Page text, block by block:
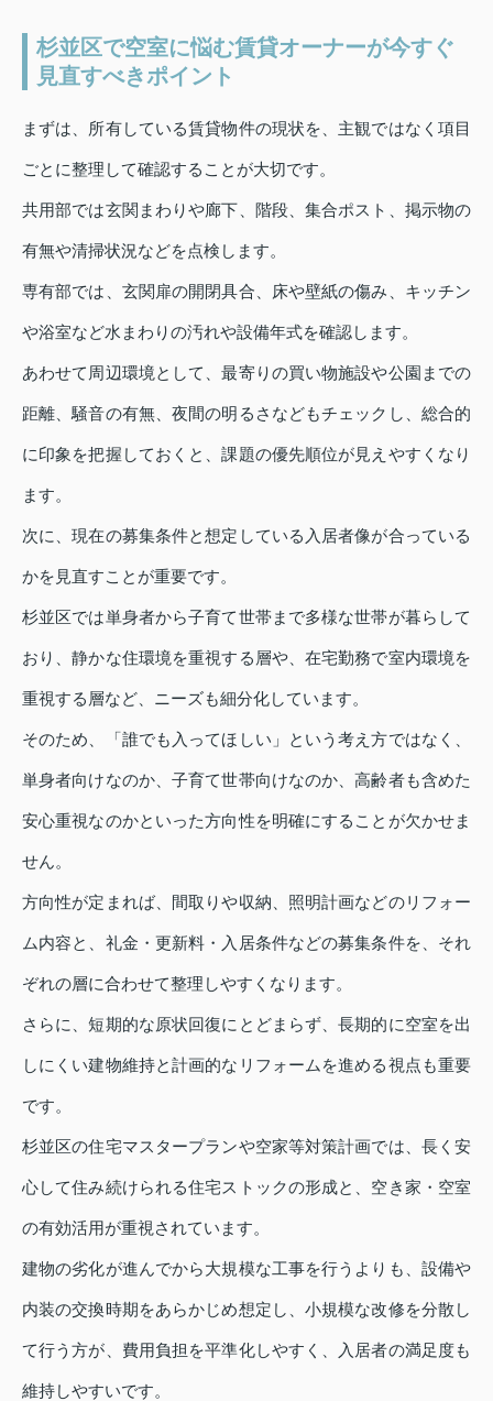
杉並区で空室に悩む賃貸オーナーが今すぐ
見直すべきポイント
まずは、所有している賃貸物件の現状を、主観ではなく項目
ごとに整理して確認することが大切です。
共用部では玄関まわりや廊下、階段、集合ポスト、掲示物の
有無や清掃状況などを点検します。
専有部では、玄関扉の開閉具合、床や壁紙の傷み、キッチン
や浴室など水まわりの汚れや設備年式を確認します。
あわせて周辺環境として、最寄りの買い物施設や公園までの
距離、騒音の有無、夜間の明るさなどもチェックし、総合的
に印象を把握しておくと、課題の優先順位が見えやすくなり
ます。
次に、現在の募集条件と想定している入居者像が合っている
かを見直すことが重要です。
杉並区では単身者から子育て世帯まで多様な世帯が暮らして
おり、静かな住環境を重視する層や、在宅勤務で室内環境を
重視する層など、ニーズも細分化しています。
そのため、「誰でも入ってほしい」という考え方ではなく、
単身者向けなのか、子育て世帯向けなのか、高齢者も含めた
安心重視なのかといった方向性を明確にすることが欠かせま
せん。
方向性が定まれば、間取りや収納、照明計画などのリフォー
ム内容と、礼金・更新料・入居条件などの募集条件を、それ
ぞれの層に合わせて整理しやすくなります。
さらに、短期的な原状回復にとどまらず、長期的に空室を出
しにくい建物維持と計画的なリフォームを進める視点も重要
です。
杉並区の住宅マスタープランや空家等対策計画では、長く安
心して住み続けられる住宅ストックの形成と、空き家・空室
の有効活用が重視されています。
建物の劣化が進んでから大規模な工事を行うよりも、設備や
内装の交換時期をあらかじめ想定し、小規模な改修を分散し
て行う方が、費用負担を平準化しやすく、入居者の満足度も
維持しやすいです。